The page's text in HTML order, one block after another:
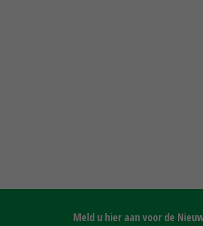
Meld u hier aan voor de